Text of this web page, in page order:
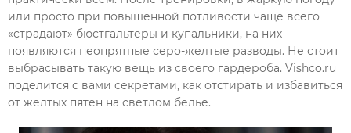
или просто при повышенной потливости чаще всего
«страдают» бюстгальтеры и купальники, на них
появляются неопрятные серо-желтые разводы. Не стоит
выбрасывать такую вещь из своего гардероба. Vishco.ru
поделится с вами секретами, как отстирать и избавиться
от желтых пятен на светлом белье.